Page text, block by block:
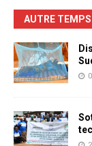
AUTRE TEMPS